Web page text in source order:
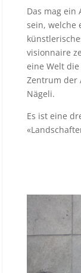
Das mag
sein, welche
visionnaire
eine Welt
Zentrum der
Nägeli.
Es ist eine